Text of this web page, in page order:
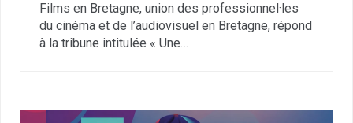
Films en Bretagne, union des professionnel·les
du cinéma et de l’audiovisuel en Bretagne, répond
à la tribune intitulée « Une…